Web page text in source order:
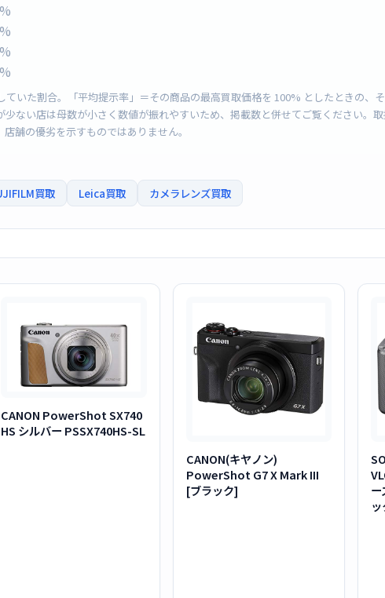
いた割合。「平均提示率」＝その商品の最高買取価格を 100% としたときの、
ない店は母数が小さく数値が振れやすいため、掲載数と併せてご覧ください。
舗の優劣を示すものではありません。
買取 Leica買取 カメラレンズ買取
CANON PowerShot SX740
HS シルバー PSSX740HS-SL
CANON(キヤノン)
PowerShot G7 X Mark III
[ブラック]